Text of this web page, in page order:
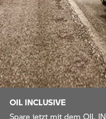
OIL INCLUSIVE
Spare jetzt mit dem OIL